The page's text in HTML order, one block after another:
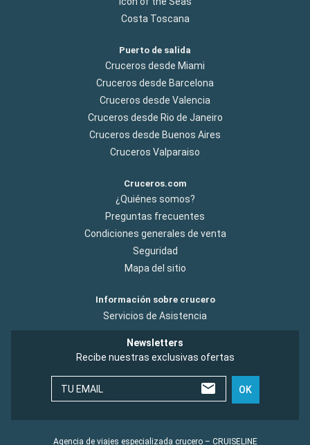
Costa Toscana
Puerto de salida
Cruceros desde Miami
Cruceros desde Barcelona
Cruceros desde Valencia
Cruceros desde Rio de Janeiro
Cruceros desde Buenos Aires
Cruceros Valparaiso
Cruceros.com
¿Quiénes somos?
Preguntas frecuentes
Condiciones generales de venta
Seguridad
Mapa del sitio
Información sobre crucero
Servicios de Asistencia
Newsletters
Recibe nuestras exclusivas ofertas
TU EMAIL OK
Agencia de viajes especializada crucero – CRUISELINE